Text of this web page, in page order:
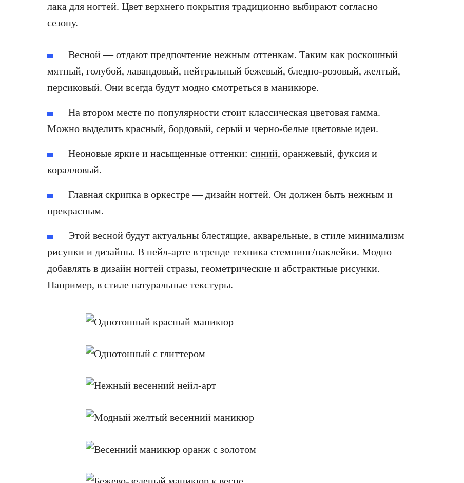
лака для ногтей. Цвет верхнего покрытия традиционно выбирают согласно
сезону.
Весной — отдают предпочтение нежным оттенкам. Таким как роскошный
мятный, голубой, лавандовый, нейтральный бежевый, бледно-розовый, желтый,
персиковый. Они всегда будут модно смотреться в маникюре.
На втором месте по популярности стоит классическая цветовая гамма.
Можно выделить красный, бордовый, серый и черно-белые цветовые идеи.
Неоновые яркие и насыщенные оттенки:синий, оранжевый, фуксия и
коралловый.
Главная скрипка в оркестре — дизайн ногтей. Он должен быть нежным и
прекрасным.
Этой весной будут актуальны блестящие, акварельные, в стиле минимализм
рисунки и дизайны. В нейл-арте в тренде техника стемпинг/наклейки. Модно
добавлять в дизайн ногтей стразы, геометрические и абстрактные рисунки.
Например, в стиле натуральные текстуры.